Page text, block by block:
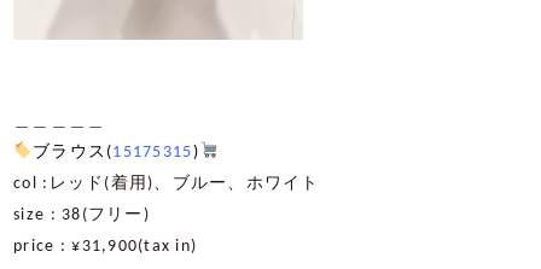
ブラウス( 15175315 )
col :レッド(着用)、ブルー、ホワイト
size : 38(フリー)
price : ¥31,900(tax in)